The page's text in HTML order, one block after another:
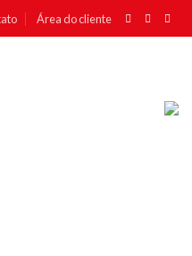
Área do cliente